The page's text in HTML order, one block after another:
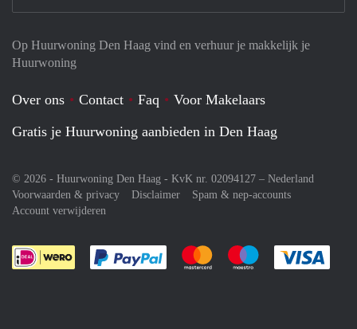
Op Huurwoning Den Haag vind en verhuur je makkelijk je
Huurwoning
Over ons Contact Faq
Voor Makelaars
Gratis je Huurwoning aanbieden in Den Haag
© 2026 - Huurwoning Den Haag - KvK nr. 02094127 – Nederland
Voorwaarden & privacy
Disclaimer
Spam & nep-accounts
Account verwijderen
Je rekent gemakkelijk af met Paypal
Je rekent gemakkelijk af met
Je rekent